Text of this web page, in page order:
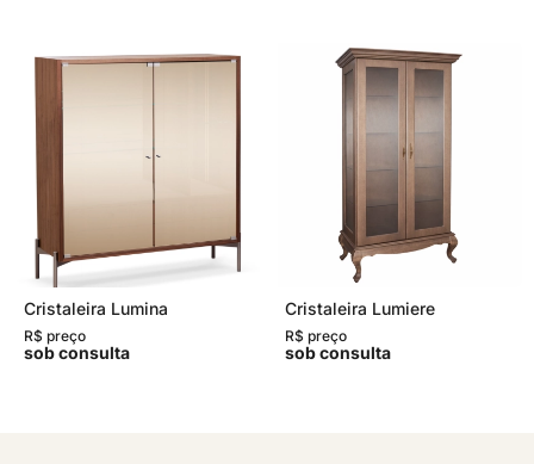
Cristaleira Lumina
R$ preço
sob consulta
Cristaleira Lumiere
R$ preço
sob consulta